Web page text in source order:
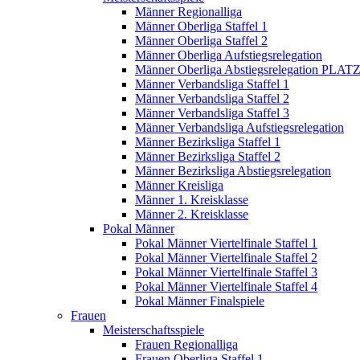
Männer Regionalliga
Männer Oberliga Staffel 1
Männer Oberliga Staffel 2
Männer Oberliga Aufstiegsrelegation
Männer Oberliga Abstiegsrelegation
Männer Verbandsliga Staffel 1
Männer Verbandsliga Staffel 2
Männer Verbandsliga Staffel 3
Männer Verbandsliga Aufstiegsrelegation
Männer Bezirksliga Staffel 1
Männer Bezirksliga Staffel 2
Männer Bezirksliga Abstiegsrelegation
Männer Kreisliga
Männer 1. Kreisklasse
Männer 2. Kreisklasse
Pokal Männer
Pokal Männer Viertelfinale Staffel 1
Pokal Männer Viertelfinale Staffel 2
Pokal Männer Viertelfinale Staffel 3
Pokal Männer Viertelfinale Staffel 4
Pokal Männer Finalspiele
Frauen
Meisterschaftsspiele
Frauen Regionalliga